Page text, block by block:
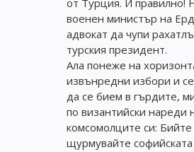
от Турция. И правилно!
военен министър на
адвокат да чупи
турския президент.
Ала понеже на
извънредни избори и се
да се бием в гърдите,
по византийски нареди
комсомолците си: Бийте
щурмувайте